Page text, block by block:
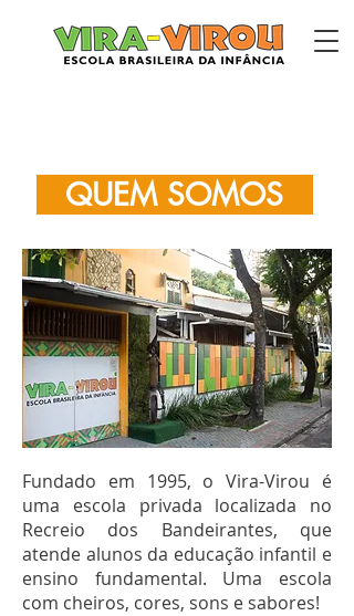
QUEM SOMOS
Fundado em 1995, o Vira-Virou é
uma escola privada localizada no
Recreio dos Bandeirantes, que
atende alunos da educação infantil e
ensino fundamental. Uma escola
com cheiros, cores, sons e sabores!